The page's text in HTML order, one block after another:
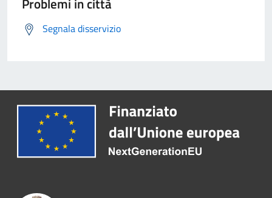
Segnala disservizio